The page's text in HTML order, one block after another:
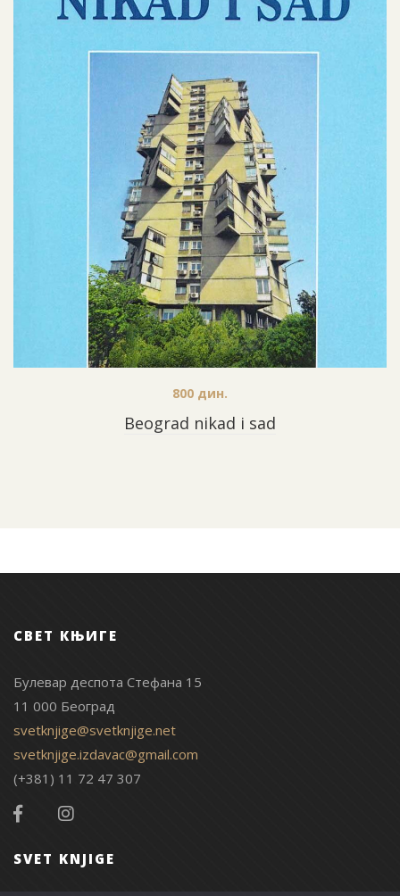
Beograd nikad i sad
800 дин.
СВЕТ КЊИГЕ
Булевар деспота Стефана 15
11 000 Београд
svetknjige@svetknjige.net
svetknjige.izdavac@gmail.com
(+381) 11 72 47 307
SVET KNJIGE